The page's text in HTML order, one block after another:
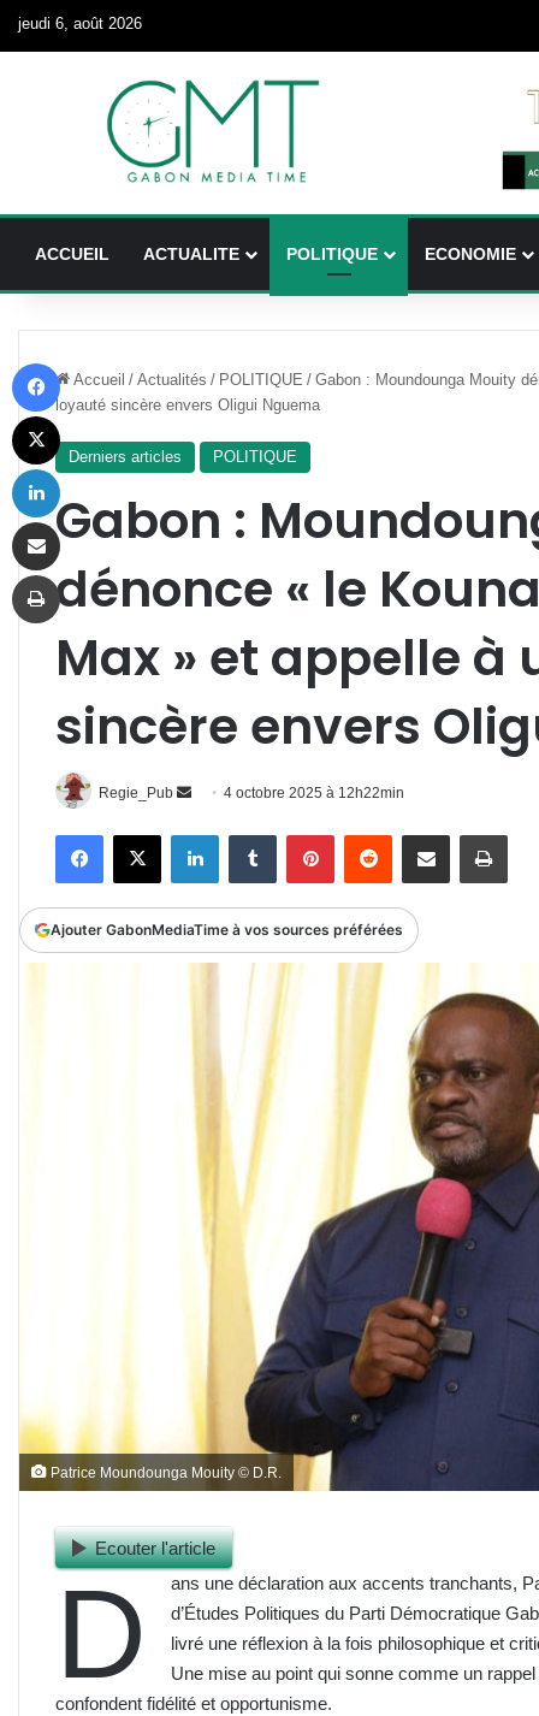
jeudi 6, août 2026
ACCUEIL ACTUALITE POLITIQUE ECONOMIE
Accueil / Actualités / POLITIQUE / Gabon : Moundounga Mouity
loyauté sincère envers Oligui Nguema
Derniers articles POLITIQUE
Gabon :
dénonce « le
Max » et appelle à
sincère envers
Regie_Pub
Envoyer
courriel
4 octobre 2025 à 12h22min
FacebookX LinkedinTumblr PinterestReddit Partager par email
Ajouter GabonMediaTime à vos sources préférées
Patrice Moundounga Mouity © D.R.
Ecouter l'article
D
ans une déclaration aux accents tranchants,
d’Études Politiques du Parti Démocratique
livré une réflexion à la fois philosophique et
Une mise au point qui sonne comme un rappel
confondent fidélité et opportunisme.
X
Linkedin
Partager par email
Imprimer